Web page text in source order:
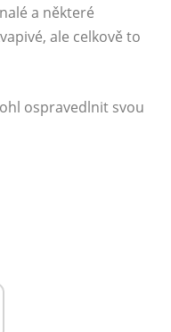
a některé
ale celkově to
ospravedlnit svou